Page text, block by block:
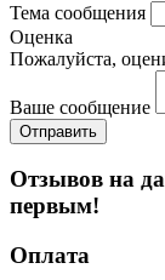
Тема сообщения
Оценка
Пожалуйста,
Ваше сообщение
Отзывов на
первым!
Оплата